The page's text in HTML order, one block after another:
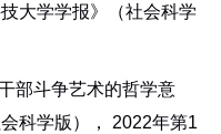
大学学报》（社会科学
部斗争艺术的哲学意
科学版），
2022年第1